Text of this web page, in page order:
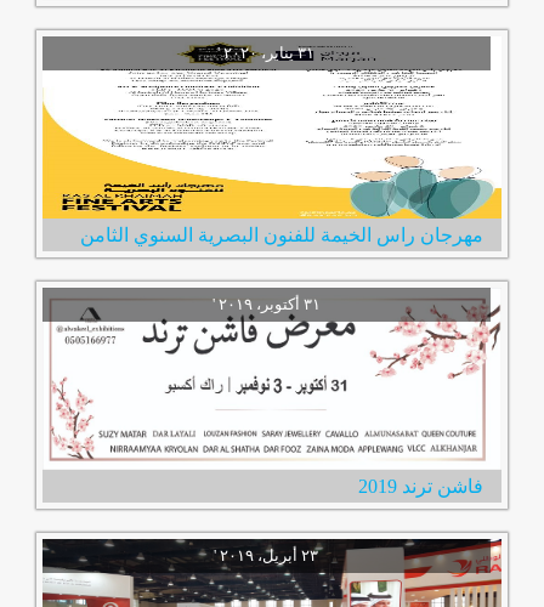
‏٣١ يناير، ٢٠٢٠‏ ‏'‏
مهرجان راس الخيمة للفنون البصرية السنوي الثامن
فاشن ترند 2019
‏٢٣ أبريل، ٢٠١٩‏ ‏'‏